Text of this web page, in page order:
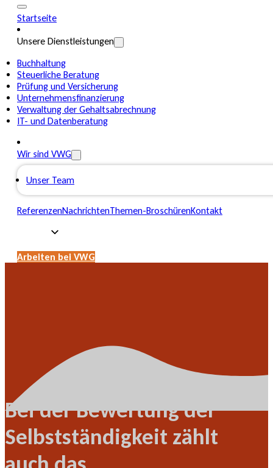
Startseite
Unsere Dienstleistungen
Buchhaltung
Steuerliche Beratung
Prüfung und Versicherung
Unternehmensfinanzierung
Verwaltung der Gehaltsabrechnung
IT- und Datenberatung
Wir sind VWG
Unser Team
ReferenzenNachrichtenThemen-BroschürenKontakt
Arbeiten bei VWG
Bei der Bewertung der
Selbstständigkeit zählt